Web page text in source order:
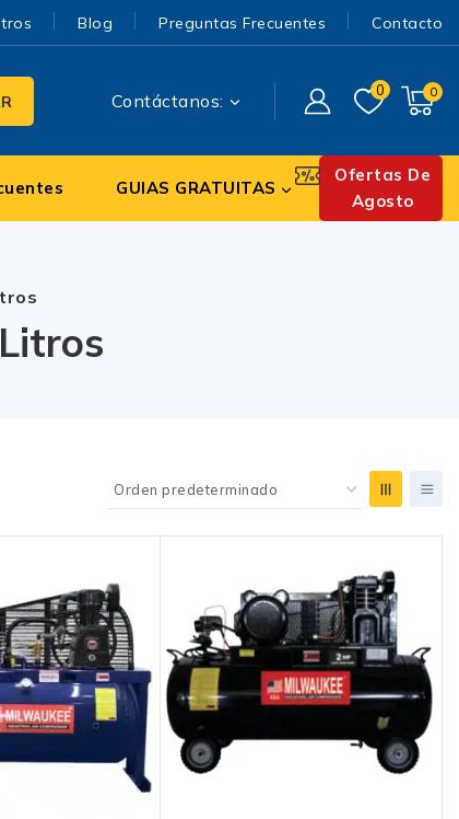
Blog Preguntas Frecuentes Contacto
Contáctanos: 0 0
GUIAS GRATUITAS
Ofertas De
Agosto